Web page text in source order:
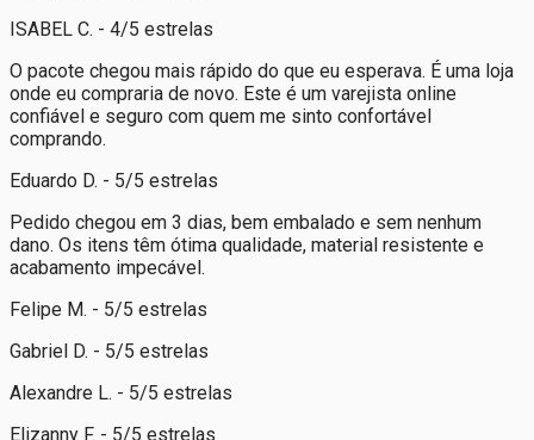
ISABEL C. - 4/5 estrelas
O pacote chegou mais rápido do que eu esperava. É uma loja
onde eu compraria de novo. Este é um varejista online
confiável e seguro com quem me sinto confortável
comprando.
Eduardo D. - 5/5 estrelas
Pedido chegou em 3 dias, bem embalado e sem nenhum
dano. Os itens têm ótima qualidade, material resistente e
acabamento impecável.
Felipe M. - 5/5 estrelas
Gabriel D. - 5/5 estrelas
Alexandre L. - 5/5 estrelas
Elizanny F. - 5/5 estrelas